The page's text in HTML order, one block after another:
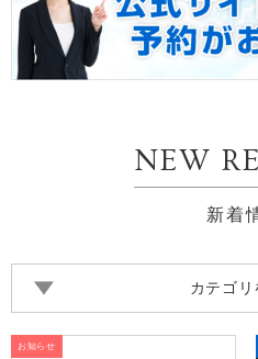
NEW
新着
カテゴリ
お知らせ